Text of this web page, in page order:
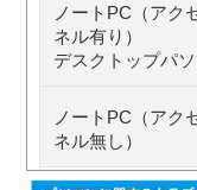
ノートPC（アク
ネル有り）
デスクトップパ
ノートPC（アク
ネル無し）